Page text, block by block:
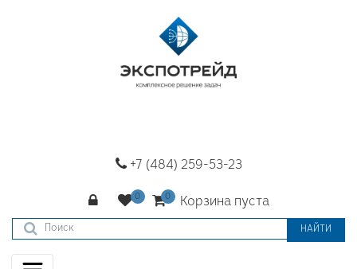
+7 (484) 259-53-23
Корзина пуста
НАЙТИ